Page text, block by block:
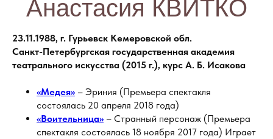
Анастасия КВИТКО
23.11.1988, г. Гурьевск Кемеровской обл.
Санкт-Петербургская государственная академия
театрального искусства (2015 г.), курс А. Б. Исакова
«Медея» – Эриния (Премьера спектакля
состоялась 20 апреля 2018 года)
«Воительница» – Странный персонаж (Премьера
спектакля состоялась 18 ноября 2017 года) Играет